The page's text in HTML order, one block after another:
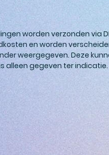
worden verzonden via
en worden
weergegeven. Deze
alleen gegeven ter indicatie.